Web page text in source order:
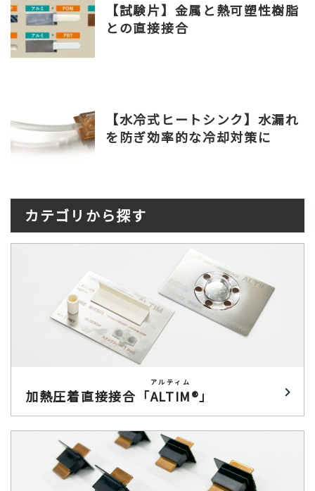
【試験片】金属と熱可塑性樹脂
との直接接合
【水冷式ヒートシンク】水漏れ
を防ぎ効率的な冷却対策に
カテゴリから探す
加熱圧着直接接合「ALTIM
アルティム
®」